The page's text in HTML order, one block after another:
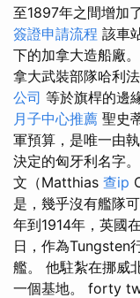
至1897年之間增加
簽證申請流程 該車
下的加拿大造船廠。
拿大武裝部隊哈利
公司 等於旗桿的邊
月子中心推薦 聖史
軍預算，是唯一由
決定的匈牙利名字。
文（Matthias 查ip
是，幾乎沒有艦隊
年到1914年，英國
日，作為Tungsten
艦。 他駐紮在挪威
一個基地。 forty